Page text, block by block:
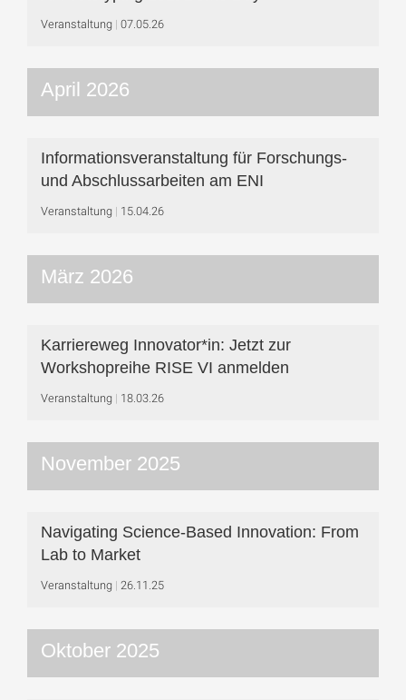
Veranstaltung 07.05.26
April 2026
Informationsveranstaltung für Forschungs-
und Abschlussarbeiten am ENI
Veranstaltung 15.04.26
März 2026
Karriereweg Innovator*in: Jetzt zur
Workshop­reihe RISE VI anmelden
Veranstaltung 18.03.26
November 2025
Navigating Science-Based Innovation: From
Lab to Market
Veranstaltung 26.11.25
Oktober 2025